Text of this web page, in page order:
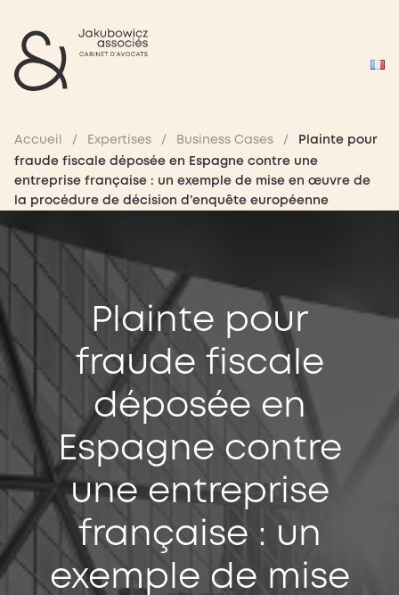
Accueil / Expertises / Business Cases /
Plainte pour
fraude fiscale déposée en Espagne contre une
entreprise française : un exemple de mise en œuvre de
la procédure de décision d’enquête européenne
Plainte pour
fraude fiscale
déposée en
Espagne contre
une entreprise
française : un
exemple de mise